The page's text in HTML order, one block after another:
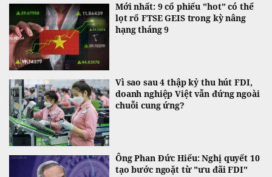
Mới nhất: 9 cổ phiếu "hot" có thể
lọt rổ FTSE GEIS trong kỳ nâng
hạng tháng 9
Vì sao sau 4 thập kỷ thu hút FDI,
doanh nghiệp Việt vẫn đứng ngoài
chuỗi cung ứng?
Ông Phan Đức Hiếu: Nghị quyết 10
tạo bước ngoặt từ "ưu đãi FDI"